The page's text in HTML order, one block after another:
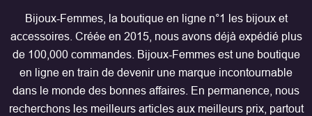
Bijoux-Femmes, la boutique en ligne n°1 les bijoux et
accessoires. Créée en 2015, nous avons déjà expédié plus
de 100,000 commandes. Bijoux-Femmes est une boutique
en ligne en train de devenir une marque incontournable
dans le monde des bonnes affaires. En permanence, nous
recherchons les meilleurs articles aux meilleurs prix, partout